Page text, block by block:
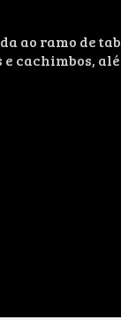
ao ramo
cachimbos,